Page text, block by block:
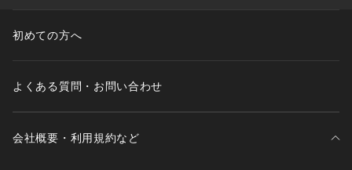
初めての方へ
よくある質問・お問い合わせ
会社概要・利用規約など